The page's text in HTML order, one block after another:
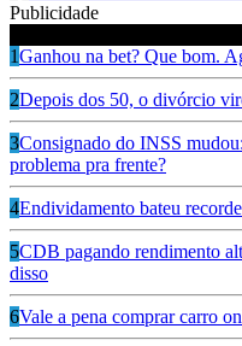
Publicidade
1Ganhou na bet? Que bom.
2Depois dos 50, o divórcio
3Consignado do INSS
problema pra frente?
4Endividamento bateu
5CDB pagando rendimento
disso
6Vale a pena comprar carro